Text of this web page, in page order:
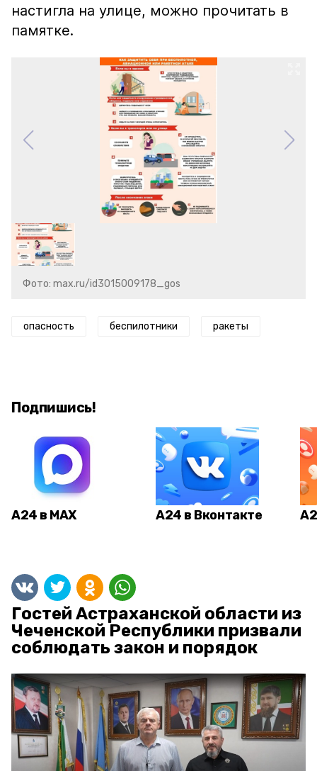
настигла на улице, можно прочитать в
памятке.
Фото: max.ru/id3015009178_gos
опасность беспилотники ракеты
Подпишись!
А24 в MAX А24 в Вконтакте
Гостей Астраханской области из
Чеченской Республики призвали
соблюдать закон и порядок